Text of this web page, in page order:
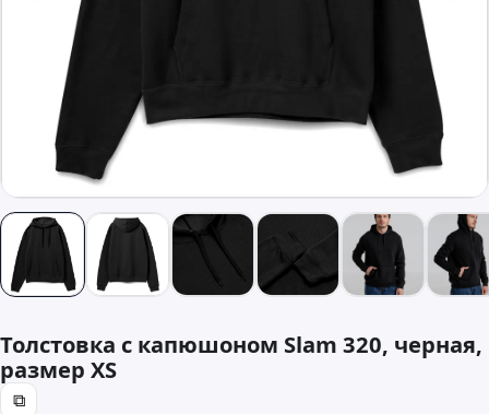
Толстовка с капюшоном Slam 320, черная,
размер XS
⧉